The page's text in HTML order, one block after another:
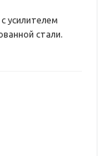
усилителем
стали.